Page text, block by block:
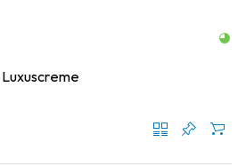
Luxuscreme